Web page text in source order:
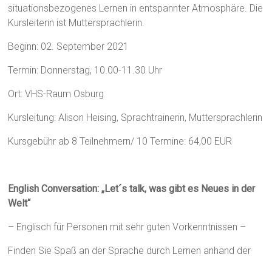
situationsbezogenes Lernen in entspannter Atmosphäre. Die
Kursleiterin ist Muttersprachlerin.
Beginn: 02. September 2021
Termin: Donnerstag, 10.00-11.30 Uhr
Ort: VHS-Raum Osburg
Kursleitung: Alison Heising, Sprachtrainerin, Muttersprachlerin
Kursgebühr ab 8 Teilnehmern/ 10 Termine: 64,00 EUR
English Conversation: „Let´s talk, was gibt es Neues in der
Welt“
– Englisch für Personen mit sehr guten Vorkenntnissen –
Finden Sie Spaß an der Sprache durch Lernen anhand der